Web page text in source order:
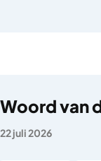
Woord van
22 juli 2026